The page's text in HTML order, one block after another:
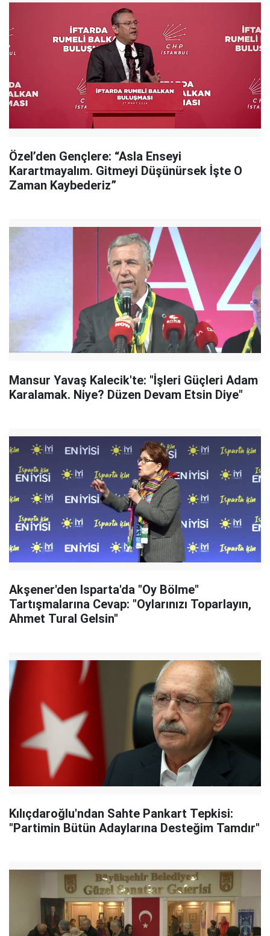
Özel’den Gençlere: “Asla Enseyi
Karartmayalım. Gitmeyi Düşünürsek İşte O
Zaman Kaybederiz”
Mansur Yavaş Kalecik'te: "İşleri Güçleri Adam
Karalamak. Niye? Düzen Devam Etsin Diye"
Akşener'den Isparta'da "Oy Bölme"
Tartışmalarına Cevap: "Oylarınızı Toparlayın,
Ahmet Tural Gelsin"
Kılıçdaroğlu'ndan Sahte Pankart Tepkisi:
"Partimin Bütün Adaylarına Desteğim Tamdır"